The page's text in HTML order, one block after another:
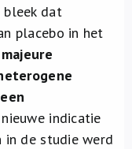
bleek dat
placebo in het
nieuwe indicatie
in de studie werd